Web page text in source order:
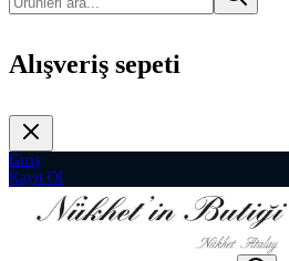
Alışveriş sepeti
Giriş
Kayıt Ol